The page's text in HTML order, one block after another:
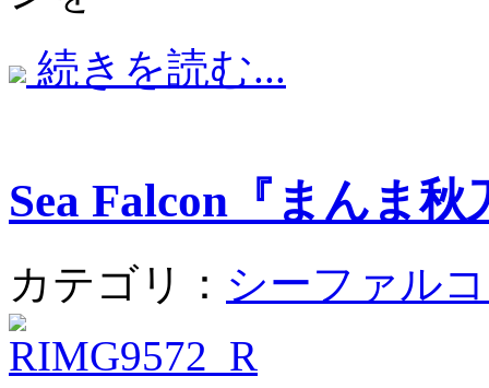
続きを読む...
Sea Falcon『まんま秋
カテゴリ： シーファル